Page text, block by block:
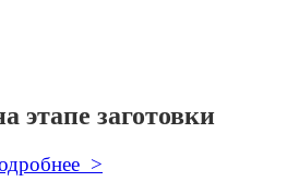
этапе заготовки
>